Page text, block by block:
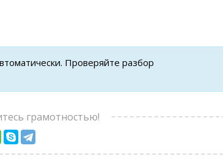
Проверяйте разбор
грамотностью!